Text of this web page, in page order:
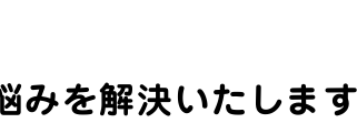
みを解決いたします